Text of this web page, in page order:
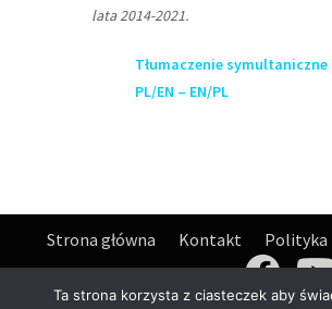
lata 2014-2021.
Tłumaczenie symultaniczne
PL/EN – EN/PL
Strona główna Kontakt
Polityka
Ta strona korzysta z ciasteczek aby